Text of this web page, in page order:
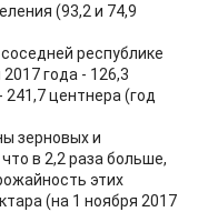
(93,2 и 74,9
республике
года - 126,3
центнера (год
зерновых и
в 2,2 раза больше,
этих
(на 1 ноября 2017